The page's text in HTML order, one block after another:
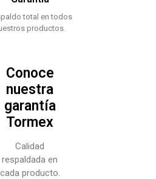
total en todos
productos.
Conoce
nuestra
garantía
Tormex
Calidad
respaldada en
cada producto.